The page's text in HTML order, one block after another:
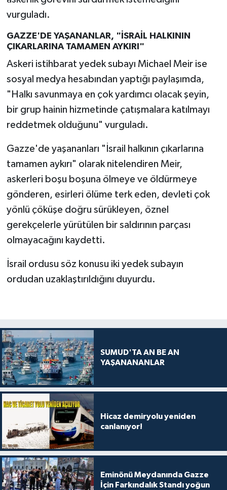
vurguladı.
GAZZE'DE YAŞANANLAR, "İSRAİL HALKININ
ÇIKARLARINA TAMAMEN AYKIRI"
Askeri istihbarat yedek subayı Michael Meir ise
sosyal medya hesabından yaptığı paylaşımda,
"Halkı savunmaya en çok yardımcı olacak şeyin,
bir grup hainin hizmetinde çatışmalara katılmayı
reddetmek olduğunu" vurguladı.
Gazze'de yaşananları "İsrail halkının çıkarlarına
tamamen aykırı" olarak nitelendiren Meir,
askerleri boşu boşuna ölmeye ve öldürmeye
gönderen, esirleri ölüme terk eden, devleti çok
yönlü çöküşe doğru sürükleyen, öznel
gerekçelerle yürütülen bir saldırının parçası
olmayacağını kaydetti.
İsrail ordusu söz konusu iki yedek subayın
ordudan uzaklaştırıldığını duyurdu.
SUMUD'TA AN BE AN
YAŞANANANLAR
Hicaz demiryolu yeniden
canlanıyor!
Eminönü Meydanında Gazze
İçin Farkındalık Standı yoğun